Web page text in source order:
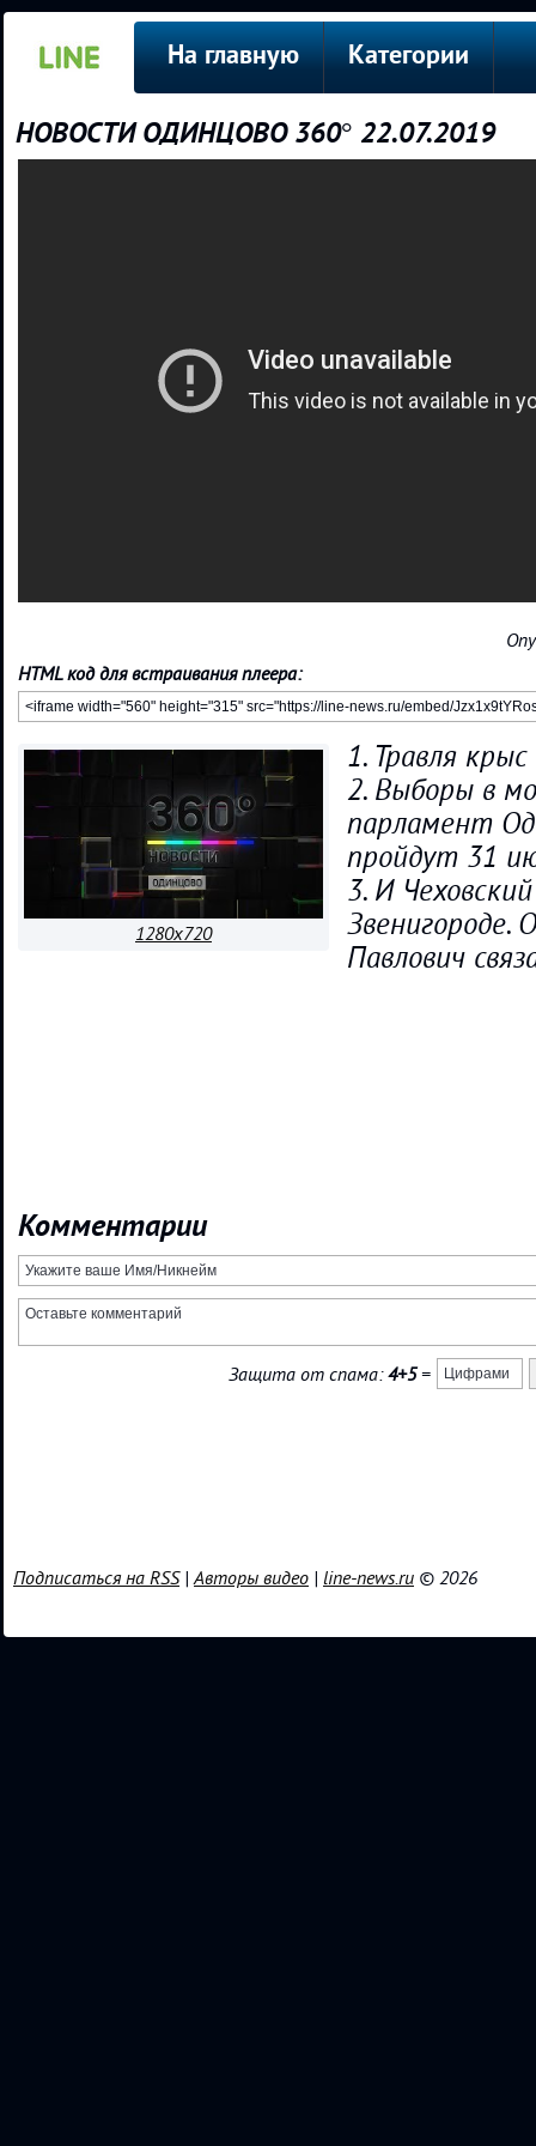
На главную Категории
НОВОСТИ ОДИНЦОВО 360° 22.07.2019
HTML код для встраивания плеера:
1280x720
1. Травля крыс
2. Выборы в
парламент
пройдут 31
3. И
Звенигороде.
Павлович
Комментарии
Защита от спама:4+5=
Подписаться на RSS|Авторы видео | line-news.ru © 2026